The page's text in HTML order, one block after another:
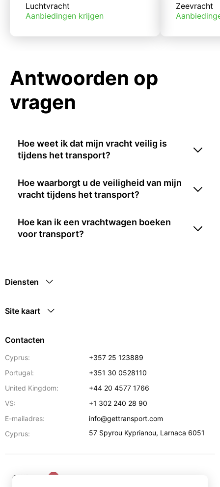
Luchtvracht
Aanbiedingen krijgen
Zeevracht
Antwoorden op
vragen
Hoe weet ik dat mijn vracht veilig is
tijdens het transport?
Hoe waarborgt u de veiligheid van mijn
vracht tijdens het transport?
Hoe kan ik een vrachtwagen boeken
voor transport?
Diensten
Site kaart
Contacten
Cyprus:
+357 25 123889
Portugal:
+351 30 0528110
United Kingdom:
+44 20 4577 1766
VS:
+1 302 240 28 90
E-mailadres:
info@gettransport.com
Cyprus:
57 Spyrou Kyprianou, Larnaca 6051
€EUR